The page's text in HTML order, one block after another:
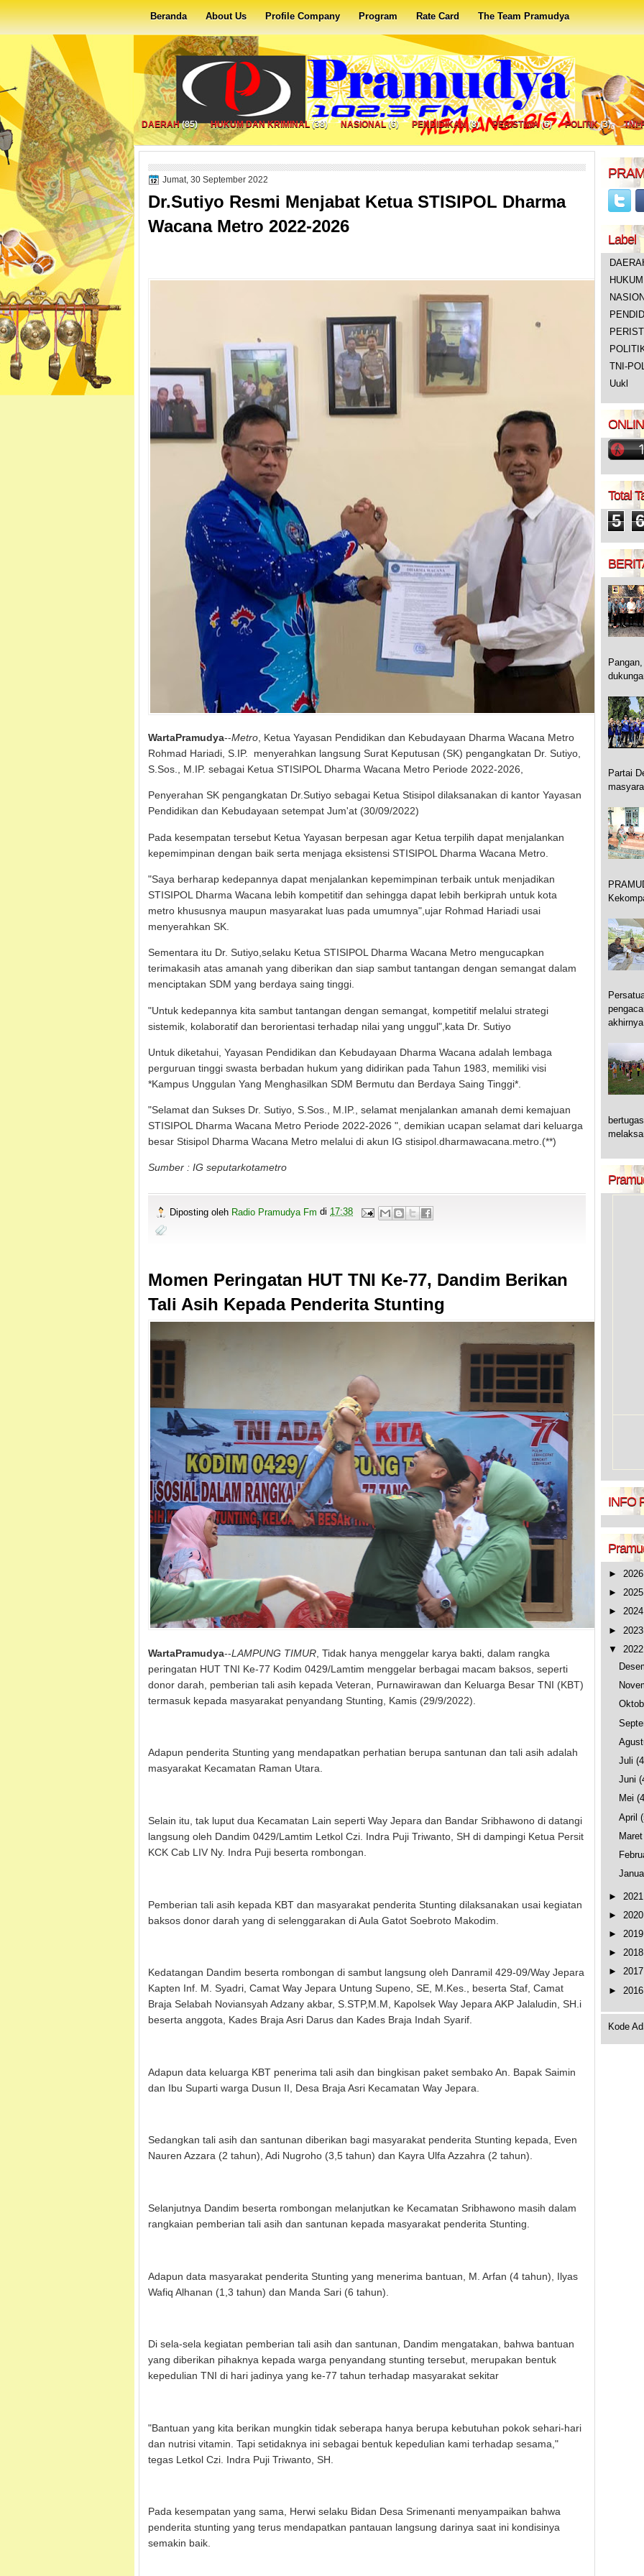
Beranda About Us Profile Company Program Rate Card The Team Pramudya
DAERAH (85) HUKUM DAN KRIMINAL (38) NASIONAL (6) PENDIDIKAN (8) PERISTIWA (6) POLITIK (3) TNI-
Jumat, 30 September 2022
Dr.Sutiyo Resmi Menjabat Ketua STISIPOL Dharma
Wacana Metro 2022-2026
WartaPramudya--Metro , Ketua Yayasan Pendidikan dan Kebudayaan Dharma Wacana Metro
Rohmad Hariadi, S.IP. menyerahkan langsung Surat Keputusan (SK) pengangkatan Dr. Sutiyo,
S.Sos., M.IP. sebagai Ketua STISIPOL Dharma Wacana Metro Periode 2022-2026,
Penyerahan SK pengangkatan Dr.Sutiyo sebagai Ketua Stisipol dilaksanakan di kantor Yayasan
Pendidikan dan Kebudayaan setempat Jum'at (30/09/2022)
Pada kesempatan tersebut Ketua Yayasan berpesan agar Ketua terpilih dapat menjalankan
kepemimpinan dengan baik serta menjaga eksistensi STISIPOL Dharma Wacana Metro.
"Saya berharap kedepannya dapat menjalankan kepemimpinan terbaik untuk menjadikan
STISIPOL Dharma Wacana lebih kompetitif dan sehingga dapat lebih berkiprah untuk kota
metro khususnya maupun masyarakat luas pada umumnya",ujar Rohmad Hariadi usai
menyerahkan SK.
Sementara itu Dr. Sutiyo,selaku Ketua STISIPOL Dharma Wacana Metro mengucapkan
terimakasih atas amanah yang diberikan dan siap sambut tantangan dengan semangat dalam
menciptakan SDM yang berdaya saing tinggi.
"Untuk kedepannya kita sambut tantangan dengan semangat, kompetitif melalui strategi
sistemik, kolaboratif dan berorientasi terhadap nilai yang unggul",kata Dr. Sutiyo
Untuk diketahui, Yayasan Pendidikan dan Kebudayaan Dharma Wacana adalah lembaga
perguruan tinggi swasta berbadan hukum yang didirikan pada Tahun 1983, memiliki visi
*Kampus Unggulan Yang Menghasilkan SDM Bermutu dan Berdaya Saing Tinggi*.
"Selamat dan Sukses Dr. Sutiyo, S.Sos., M.IP., selamat menjalankan amanah demi kemajuan
STISIPOL Dharma Wacana Metro Periode 2022-2026 ", demikian ucapan selamat dari keluarga
besar Stisipol Dharma Wacana Metro melalui di akun IG stisipol.dharmawacana.metro.(**)
Sumber : IG seputarkotametro
Diposting oleh Radio Pramudya Fm di 17:38
Momen Peringatan HUT TNI Ke-77, Dandim Berikan
Tali Asih Kepada Penderita Stunting
WartaPramudya--LAMPUNG TIMUR , Tidak hanya menggelar karya bakti, dalam rangka
peringatan HUT TNI Ke-77 Kodim 0429/Lamtim menggelar berbagai macam baksos, seperti
donor darah, pemberian tali asih kepada Veteran, Purnawirawan dan Keluarga Besar TNI (KBT)
termasuk kepada masyarakat penyandang Stunting, Kamis (29/9/2022).
Adapun penderita Stunting yang mendapatkan perhatian berupa santunan dan tali asih adalah
masyarakat Kecamatan Raman Utara.
Selain itu, tak luput dua Kecamatan Lain seperti Way Jepara dan Bandar Sribhawono di datangi
langsung oleh Dandim 0429/Lamtim Letkol Czi. Indra Puji Triwanto, SH di dampingi Ketua Persit
KCK Cab LIV Ny. Indra Puji beserta rombongan.
Pemberian tali asih kepada KBT dan masyarakat penderita Stunting dilaksanakan usai kegiatan
baksos donor darah yang di selenggarakan di Aula Gatot Soebroto Makodim.
Kedatangan Dandim beserta rombongan di sambut langsung oleh Danramil 429-09/Way Jepara
Kapten Inf. M. Syadri, Camat Way Jepara Untung Supeno, SE, M.Kes., beserta Staf, Camat
Braja Selabah Noviansyah Adzany akbar, S.STP,M.M, Kapolsek Way Jepara AKP Jalaludin, SH.i
beserta anggota, Kades Braja Asri Darus dan Kades Braja Indah Syarif.
Adapun data keluarga KBT penerima tali asih dan bingkisan paket sembako An. Bapak Saimin
dan Ibu Suparti warga Dusun II, Desa Braja Asri Kecamatan Way Jepara.
Sedangkan tali asih dan santunan diberikan bagi masyarakat penderita Stunting kepada, Even
Nauren Azzara (2 tahun), Adi Nugroho (3,5 tahun) dan Kayra Ulfa Azzahra (2 tahun).
Selanjutnya Dandim beserta rombongan melanjutkan ke Kecamatan Sribhawono masih dalam
rangkaian pemberian tali asih dan santunan kepada masyarakat penderita Stunting.
Adapun data masyarakat penderita Stunting yang menerima bantuan, M. Arfan (4 tahun), Ilyas
Wafiq Alhanan (1,3 tahun) dan Manda Sari (6 tahun).
Di sela-sela kegiatan pemberian tali asih dan santunan, Dandim mengatakan, bahwa bantuan
yang diberikan pihaknya kepada warga penyandang stunting tersebut, merupakan bentuk
kepedulian TNI di hari jadinya yang ke-77 tahun terhadap masyarakat sekitar
"Bantuan yang kita berikan mungkin tidak seberapa hanya berupa kebutuhan pokok sehari-hari
dan nutrisi vitamin. Tapi setidaknya ini sebagai bentuk kepedulian kami terhadap sesama,"
tegas Letkol Czi. Indra Puji Triwanto, SH.
Pada kesempatan yang sama, Herwi selaku Bidan Desa Srimenanti menyampaikan bahwa
penderita stunting yang terus mendapatkan pantauan langsung darinya saat ini kondisinya
semakin baik.
Label
TNI-
Uukl
Total
5 6
Partai
INFO
►
►
►
►
▼
Juli
Juni
Mei
April
►
►
►
►
►
►
Kode